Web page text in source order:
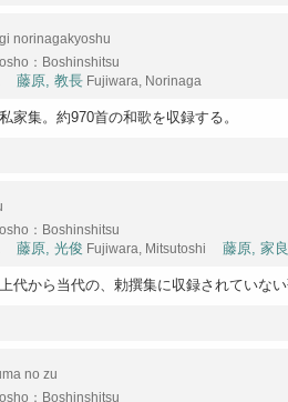
norinagakyoshu
：Boshinshitsu
藤原, 教長Fujiwara, Norinaga
家集。約970首の和歌を収録する。
：Boshinshitsu
藤原, 光俊 Fujiwara, Mitsutoshi 藤原, 家良
代から当代の、勅撰集に収録されていない
no zu
：Boshinshitsu